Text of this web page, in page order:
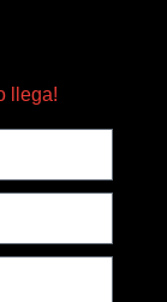
llega!